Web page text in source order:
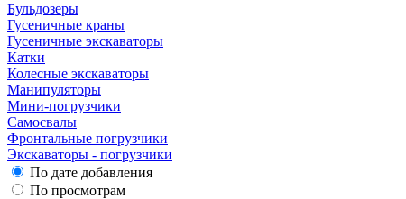
Бульдозеры
Гусеничные краны
Гусеничные экскаваторы
Катки
Колесные экскаваторы
Манипуляторы
Мини-погрузчики
Самосвалы
Фронтальные погрузчики
Экскаваторы - погрузчики
По дате добавления
По просмотрам